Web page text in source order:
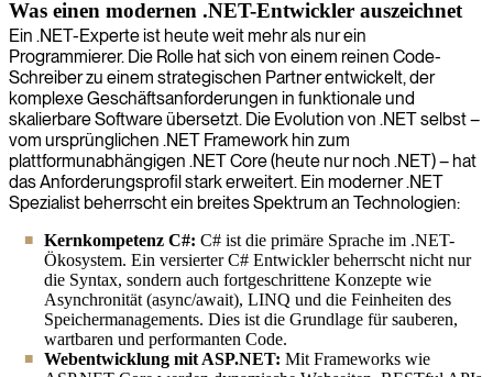
Was einen modernen .NET-Entwickler auszeichnet
Ein .NET-Experte ist heute weit mehr als nur ein
Programmierer. Die Rolle hat sich von einem reinen Code-
Schreiber zu einem strategischen Partner entwickelt, der
komplexe Geschäftsanforderungen in funktionale und
skalierbare Software übersetzt. Die Evolution von .NET selbst –
vom ursprünglichen .NET Framework hin zum
plattformunabhängigen .NET Core (heute nur noch .NET) – hat
das Anforderungsprofil stark erweitert. Ein moderner .NET
Spezialist beherrscht ein breites Spektrum an Technologien:
Kernkompetenz C#: C# ist die primäre Sprache im .NET-
Ökosystem. Ein versierter C# Entwickler beherrscht nicht nur
die Syntax, sondern auch fortgeschrittene Konzepte wie
Asynchronität (async/await), LINQ und die Feinheiten des
Speichermanagements. Dies ist die Grundlage für sauberen,
wartbaren und performanten Code.
Webentwicklung mit ASP.NET: Mit Frameworks wie